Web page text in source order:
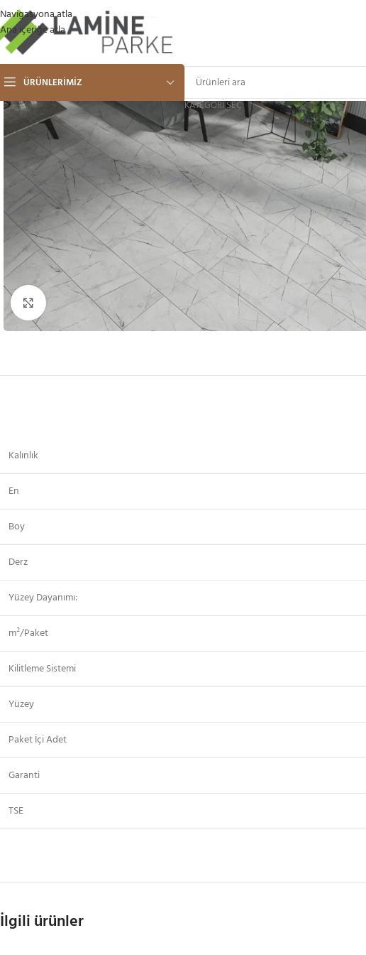
Navigasyona atla
Ana içeriğe atla
ÜRÜNLERIMIZ
KATEGORI SEÇ
Büyütmek için tıklayın
Kalınlık
En
Boy
Derz
Yüzey Dayanımı:
m²/Paket
Kilitleme Sistemi
Yüzey
Paket İçi Adet
Garanti
TSE
İlgili ürünler